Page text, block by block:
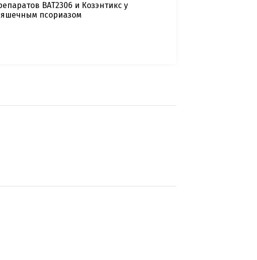
BAT2306 и Козэнтикс у
псориазом